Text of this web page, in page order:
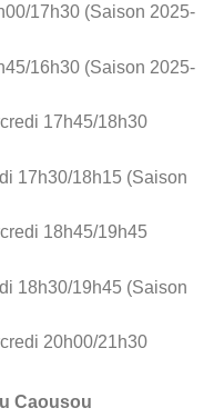
17h30 (Saison 2025-
16h30 (Saison 2025-
17h45/18h30
17h30/18h15 (Saison
18h45/19h45
18h30/19h45 (Saison
20h00/21h30
Caousou